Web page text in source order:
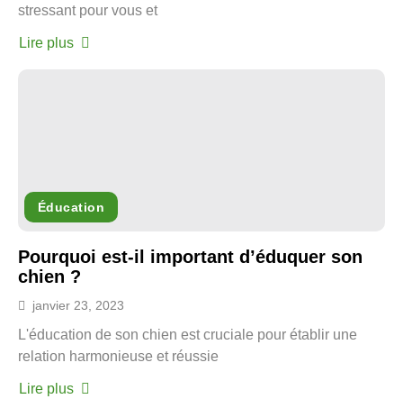
stressant pour vous et
Lire plus
Éducation
Pourquoi est-il important d’éduquer son
chien ?
janvier 23, 2023
L'éducation de son chien est cruciale pour établir une
relation harmonieuse et réussie
Lire plus